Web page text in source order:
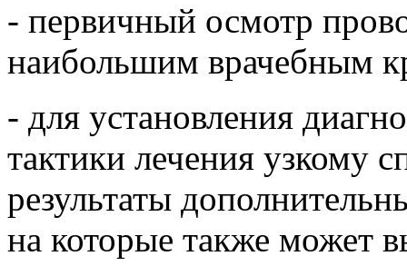
- первичный осмотр
наибольшим врачебным
- для установления
тактики лечения узкому
результаты
на которые также может